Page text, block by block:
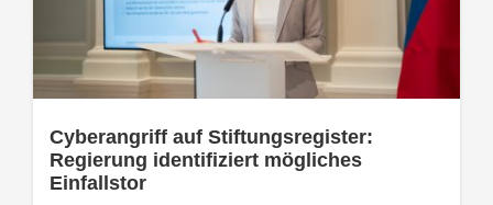
Cyberangriff auf Stiftungsregister:
Regierung identifiziert mögliches
Einfallstor